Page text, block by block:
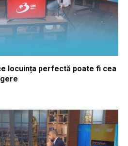
locuința perfectă poate fi cea